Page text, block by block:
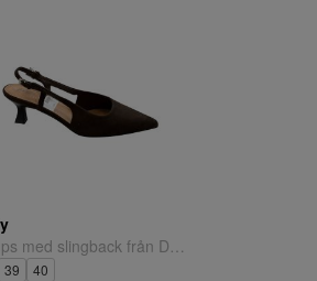
Pumps med slingback från Duffy.
39 40